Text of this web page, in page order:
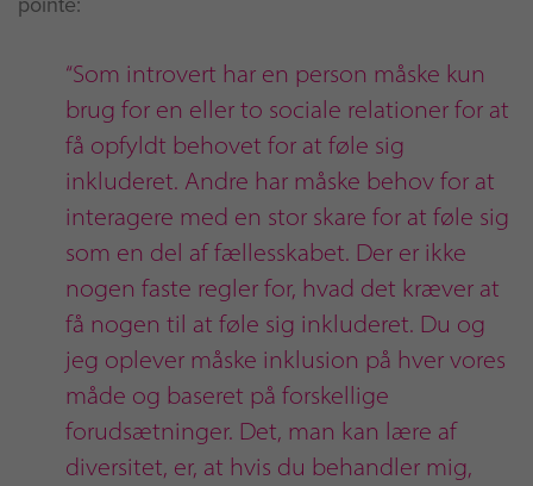
“Som introvert har en person måske kun
brug for en eller to sociale relationer for at
få opfyldt behovet for at føle sig
inkluderet. Andre har måske behov for at
interagere med en stor skare for at føle sig
som en del af fællesskabet. Der er ikke
nogen faste regler for, hvad det kræver at
få nogen til at føle sig inkluderet. Du og
jeg oplever måske inklusion på hver vores
måde og baseret på forskellige
forudsætninger. Det, man kan lære af
diversitet, er, at hvis du behandler mig,